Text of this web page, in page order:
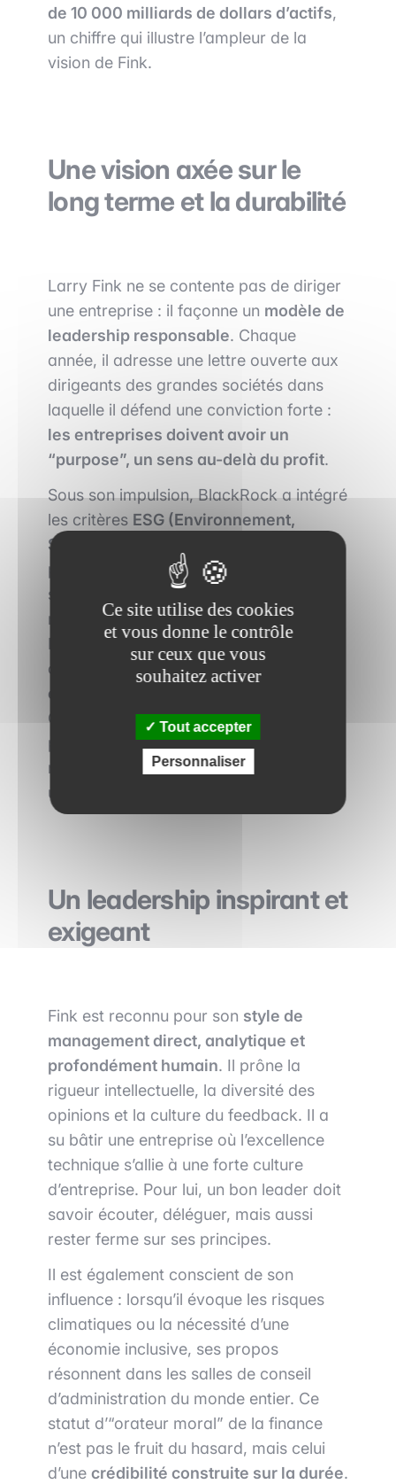
de 10 000 milliards de dollars d’actifs,
un chiffre qui illustre l’ampleur de la
vision de Fink.
Une vision axée sur le
long terme et la durabilité
Larry Fink ne se contente pas de diriger
une entreprise : il façonne un modèle de
leadership responsable. Chaque
année, il adresse une lettre ouverte aux
dirigeants des grandes sociétés dans
laquelle il défend une conviction forte :
les entreprises doivent avoir un
“purpose”, un sens au-delà du profit.
Sous son impulsion, BlackRock a intégré
les critères ESG (Environnement,
Social, Gouvernance)
politique d’investissement. Pour Fink, les
sociétés qui ignorent ces enjeux
mettront à terme en péril leur rentabilité.
Il voit dans la durabilité non pas une
contrainte morale, maisune exigence
économique
Cette position, parfois critiquée, a
profondément influencé la finance
mondiale et accéléré la transition vers
une économie plus responsable.
Un leadership inspirant et
exigeant
Fink est reconnu pour son style de
management direct, analytique et
profondément humain. Il prône la
rigueur intellectuelle, la diversité des
opinions et la culture du feedback. Il a
su bâtir une entreprise où l’excellence
technique s’allie à une forte culture
d’entreprise. Pour lui, un bon leader doit
savoir écouter, déléguer, mais aussi
rester ferme sur ses principes.
Il est également conscient de son
influence : lorsqu’il évoque les risques
climatiques ou la nécessité d’une
économie inclusive, ses propos
résonnent dans les salles de conseil
d’administration du monde entier. Ce
statut d’“orateur moral” de la finance
n’est pas le fruit du hasard, mais celui
d’une crédibilité construite sur la durée.
Ce site utilise des cookies
et vous donne le contrôle
sur ceux que vous
souhaitez activer
Tout accepter
Personnaliser